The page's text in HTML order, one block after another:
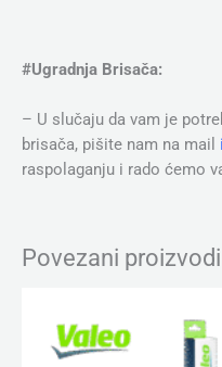
#Ugradnja Brisača:
– U slučaju da vam je
brisača, pišite nam na mail
raspolaganju i rado ćemo
Povezani proizvodi